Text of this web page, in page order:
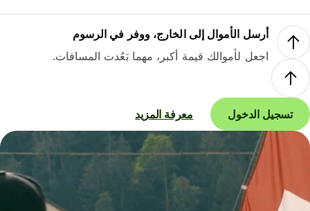
أرسل الأموال إلى الخارج، ووفر في الرسوم
اجعل لأموالك قيمة أكبر، مهما بَعُدت المسافات.
تسجيل الدخول معرفة المزيد